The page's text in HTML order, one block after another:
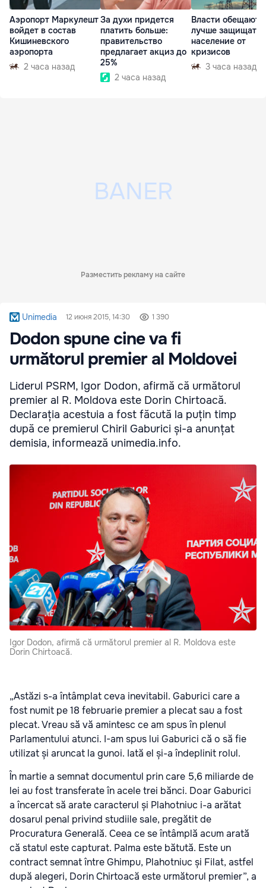
Аэропорт Маркулешт
войдет в состав
Кишиневского
аэропорта
2 часа назад
За духи придется
платить больше:
правительство
предлагает акциз до
25%
2 часа назад
Власти обещают
лучше защищать
население от
кризисов
3 часа назад
Разместить рекламу на сайте
Unimedia 12 июня 2015, 14:30 1 390
Dodon spune cine va fi
următorul premier al Moldovei
Liderul PSRM, Igor Dodon, afirmă că următorul
premier al R. Moldova este Dorin Chirtoacă.
Declarația acestuia a fost făcută la puțin timp
după ce premierul Chiril Gaburici și-a anunțat
demisia, informează unimedia.info.
Igor Dodon, afirmă că următorul premier al R. Moldova este
Dorin Chirtoacă.
„Astăzi s-a întâmplat ceva inevitabil. Gaburici care a
fost numit pe 18 februarie premier a plecat sau a fost
plecat. Vreau să vă amintesc ce am spus în plenul
Parlamentului atunci. I-am spus lui Gaburici că o să fie
utilizat și aruncat la gunoi. Iată el și-a îndeplinit rolul.
În martie a semnat documentul prin care 5,6 miliarde de
lei au fost transferate în acele trei bănci. Doar Gaburici
a încercat să arate caracterul și Plahotniuc i-a arătat
dosarul penal privind studiile sale, pregătit de
Procuratura Generală. Ceea ce se întâmplă acum arată
că statul este capturat. Palma este bătută. Este un
contract semnat între Ghimpu, Plahotniuc și Filat, astfel
după alegeri, Dorin Chirtoacă este următorul premier”, a